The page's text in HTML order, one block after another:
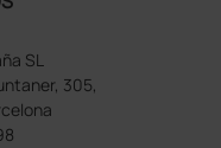
SL
305,